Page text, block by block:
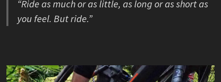
“Ride as much or as little, as long or as short as
you feel. But ride.”